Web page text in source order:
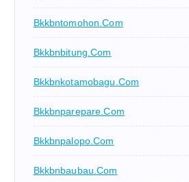
Bkkbntomohon.com
Bkkbnbitung.com
Bkkbnkotamobagu.com
Bkkbnparepare.com
Bkkbnpalopo.com
Bkkbnbaubau.com